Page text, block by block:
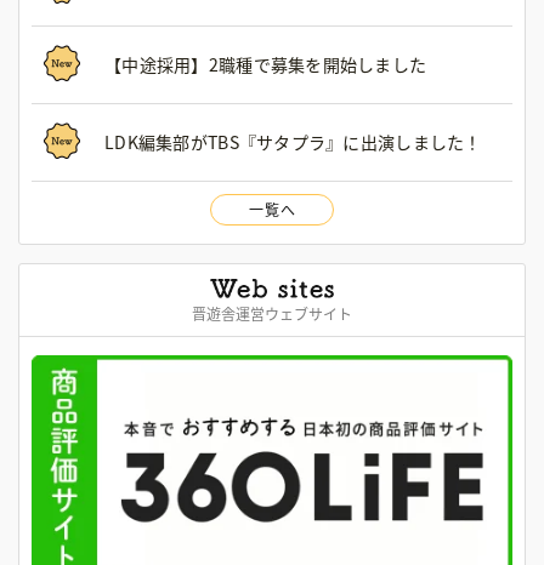
【中途採用】2職種で募集を開始しました
LDK編集部がTBS『サタプラ』に出演しました！
一覧へ
晋遊舎運営ウェブサイト